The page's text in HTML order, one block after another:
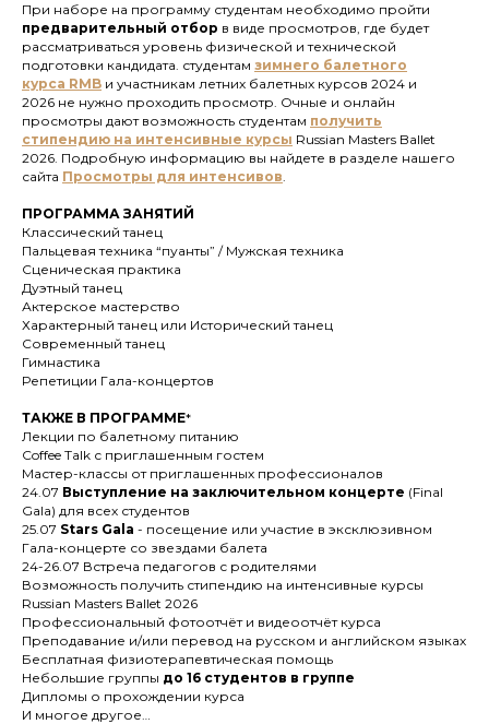
При наборе на программу студентам необходимо пройти
предварительный отбор в виде просмотров, где будет
рассматриваться уровень физической и технической
подготовки кандидата. студентам зимнего балетного
курса RMB и участникам летних балетных курсов 2024 и
2026 не нужно проходить просмотр. Очные и онлайн
просмотры дают возможность студентам получить
стипендию на интенсивные курсы Russian Masters Ballet
2026. Подробную информацию вы найдете в разделе нашего
сайта Просмотры для интенсивов.
ПРОГРАММА ЗАНЯТИЙ
Классический танец
Пальцевая техника “пуанты” / Мужская техника
Сценическая практика
Дуэтный танец
Актерское мастерство
Характерный танец или Исторический танец
Современный танец
Гимнастика
Репетиции Гала-концертов
ТАКЖЕ В ПРОГРАММЕ*
Лекции по балетному питанию
Coffee Talk с приглашенным гостем
Мастер-классы от приглашенных профессионалов
24.07 Выступление на заключительном концерте (Final
Gala) для всех студентов
25.07 Stars Gala - посещение или участие в эксклюзивном
Гала-концерте со звездами балета
24-26.07 Встреча педагогов с родителями
Возможность получить стипендию на интенсивные курсы
Russian Masters Ballet 2026
Профессиональный фотоотчёт и видеоотчёт курса
Преподавание и/или перевод на русском и английском языках
Бесплатная физиотерапевтическая помощь
Небольшие группы до 16 студентов в группе
Дипломы о прохождении курса
И многое другое…